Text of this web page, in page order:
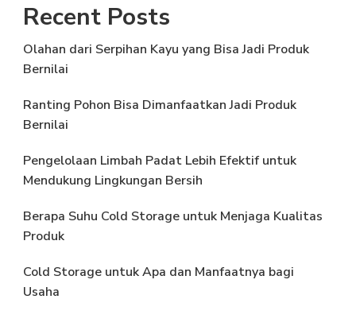
Recent Posts
Olahan dari Serpihan Kayu yang Bisa Jadi Produk
Bernilai
Ranting Pohon Bisa Dimanfaatkan Jadi Produk
Bernilai
Pengelolaan Limbah Padat Lebih Efektif untuk
Mendukung Lingkungan Bersih
Berapa Suhu Cold Storage untuk Menjaga Kualitas
Produk
Cold Storage untuk Apa dan Manfaatnya bagi
Usaha